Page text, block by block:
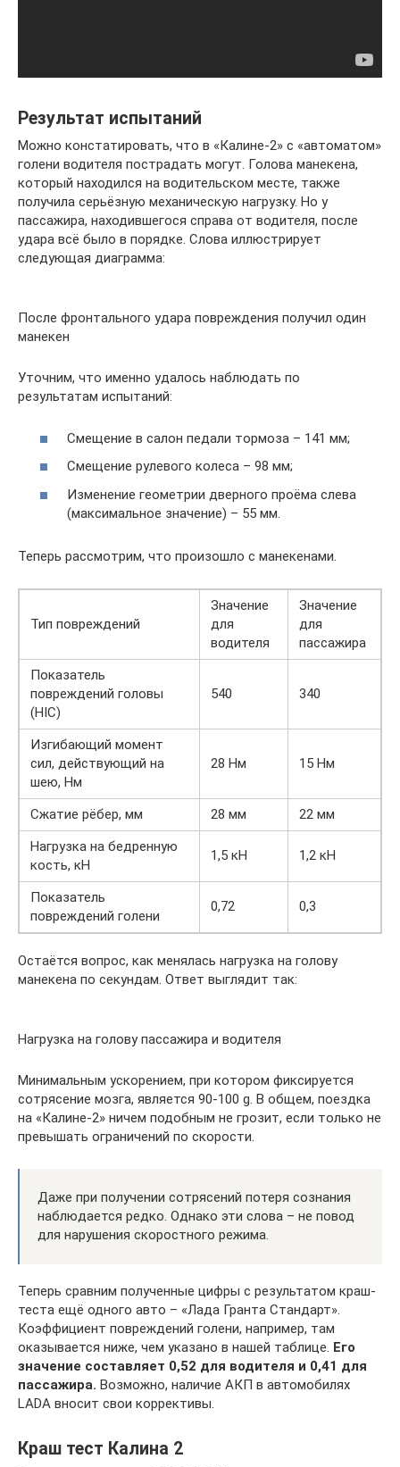
Результат испытаний
Можно констатировать, что в «Калине-2» с «автоматом»
голени водителя пострадать могут. Голова манекена,
который находился на водительском месте, также
получила серьёзную механическую нагрузку. Но у
пассажира, находившегося справа от водителя, после
удара всё было в порядке. Слова иллюстрирует
следующая диаграмма:
После фронтального удара повреждения получил один
манекен
Уточним, что именно удалось наблюдать по
результатам испытаний:
Смещение в салон педали тормоза – 141 мм;
Смещение рулевого колеса – 98 мм;
Изменение геометрии дверного проёма слева
(максимальное значение) – 55 мм.
Теперь рассмотрим, что произошло с манекенами.
Тип повреждений
Значение
для
водителя
Значение
для
пассажира
Показатель
повреждений головы
(HIC)
540 340
Изгибающий момент
сил, действующий на
шею, Нм
28 Нм 15 Нм
Сжатие рёбер, мм 28 мм
22 мм
Нагрузка на бедренную
кость, кН
1,5 кН 1,2 кН
Показатель
повреждений голени
0,72 0,3
Остаётся вопрос, как менялась нагрузка на голову
манекена по секундам. Ответ выглядит так:
Нагрузка на голову пассажира и водителя
Минимальным ускорением, при котором фиксируется
сотрясение мозга, является 90-100 g. В общем, поездка
на «Калине-2» ничем подобным не грозит, если только не
превышать ограничений по скорости.
Даже при получении сотрясений потеря сознания
наблюдается редко. Однако эти слова – не повод
для нарушения скоростного режима.
Теперь сравним полученные цифры с результатом краш-
теста ещё одного авто – «Лада Гранта Стандарт».
Коэффициент повреждений голени, например, там
оказывается ниже, чем указано в нашей таблице. Его
значение составляет 0,52 для водителя и 0,41 для
пассажира. Возможно, наличие АКП в автомобилях
LADA вносит свои коррективы.
Краш тест Калина 2